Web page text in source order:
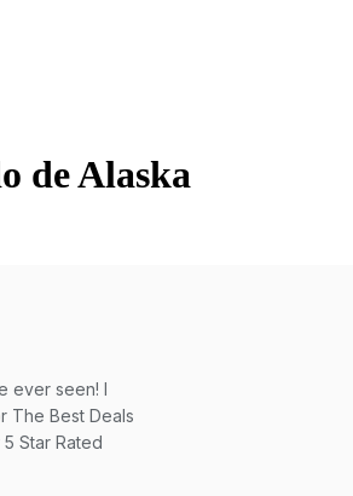
de Alaska